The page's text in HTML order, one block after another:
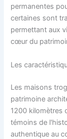
permanentes
certaines sont
permettant aux
cœur du
Les
Les maisons
patrimoine
1200 kilomètres
témoins de
authentique au